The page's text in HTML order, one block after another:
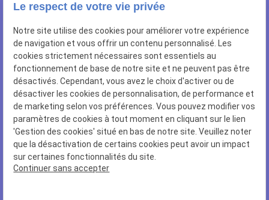
NOUS RETROUVER
10 rue de Sailly
62112 CORBEHEM
NOUS CONTACTER
03 27 96 78 84
NUMÉRO SIRET
44502466400028
LIENS UTILES
Le respect de votre vie privée
Notre site utilise des cookies pour améliorer votre expérience
de navigation et vous offrir un contenu personnalisé. Les
cookies strictement nécessaires sont essentiels au
fonctionnement de base de notre site et ne peuvent pas être
désactivés. Cependant, vous avez le choix d'activer ou de
désactiver les cookies de personnalisation, de performance et
de marketing selon vos préférences. Vous pouvez modifier vos
paramètres de cookies à tout moment en cliquant sur le lien
'Gestion des cookies' situé en bas de notre site. Veuillez noter
que la désactivation de certains cookies peut avoir un impact
sur certaines fonctionnalités du site.
Continuer sans accepter